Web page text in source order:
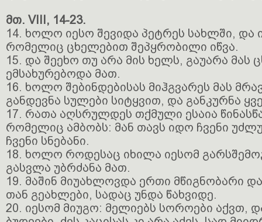
მთ. VIII, 14-23.
14. ხოლო იესო შევიდა პეტრეს სახლში, და
რომელიც ცხელებით შეპყრობილი იწვა.
15. და შეეხო თუ არა მის ხელს, გაუარა მას
ემსახურებოდა მათ.
16. ხოლო შებინდებისას მიჰგვარეს მას
განდევნა სულები სიტყვით, და განკურნა
17. რათა აღსრულდეს თქმული ესაია
რომელიც ამბობს: მან თავს იდო ჩვენი
ჩვენი სნებანი.
18. ხოლო როდესაც იხილა იესომ
გასვლა უბრძანა მათ.
19. მაშინ მიუახლოვდა ერთი მწიგნობარი
თან გეახლები, სადაც უნდა წახვიდე.
20. იესომ მიუგო: მელიებს სოროები აქვთ,